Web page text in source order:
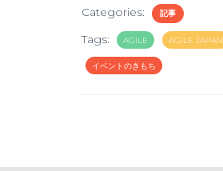
Categories: 記事
Tags: AGILE AGILE JAPAN
イベントのきもち